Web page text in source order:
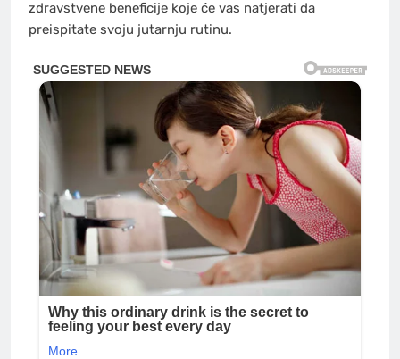
zdravstvene beneficije koje će vas natjerati da
preispitate svoju jutarnju rutinu.